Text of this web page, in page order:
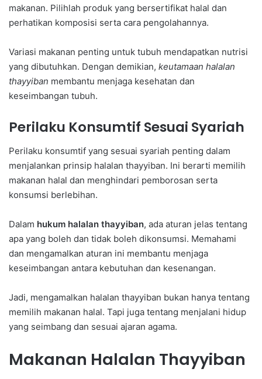
makanan. Pilihlah produk yang bersertifikat halal dan
perhatikan komposisi serta cara pengolahannya.
Variasi makanan penting untuk tubuh mendapatkan nutrisi
yang dibutuhkan. Dengan demikian, keutamaan halalan
thayyiban membantu menjaga kesehatan dan
keseimbangan tubuh.
Perilaku Konsumtif Sesuai Syariah
Perilaku konsumtif yang sesuai syariah penting dalam
menjalankan prinsip halalan thayyiban. Ini berarti memilih
makanan halal dan menghindari pemborosan serta
konsumsi berlebihan.
Dalam hukum halalan thayyiban, ada aturan jelas tentang
apa yang boleh dan tidak boleh dikonsumsi. Memahami
dan mengamalkan aturan ini membantu menjaga
keseimbangan antara kebutuhan dan kesenangan.
Jadi, mengamalkan halalan thayyiban bukan hanya tentang
memilih makanan halal. Tapi juga tentang menjalani hidup
yang seimbang dan sesuai ajaran agama.
Makanan Halalan Thayyiban